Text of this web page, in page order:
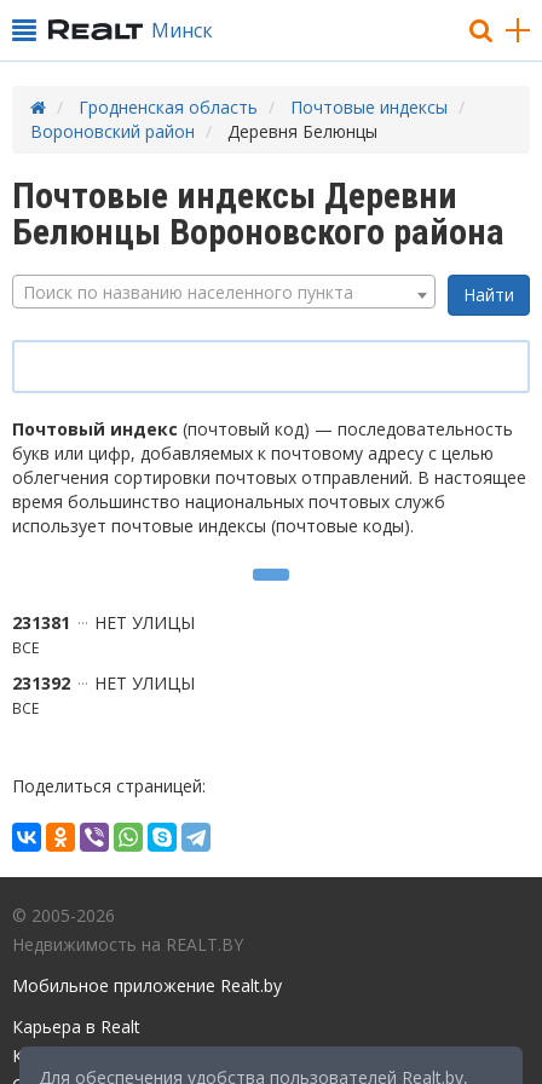
Для обеспечения удобства пользователей Realt.by,
Минск
Гродненская область
Почтовые индексы
Вороновский район
Деревня Белюнцы
Почтовые индексы Деревни
Белюнцы Вороновского района
Поиск по названию населенного пункта
Почтовый индекс (почтовый код) — последовательность
букв или цифр, добавляемых к почтовому адресу с целью
облегчения сортировки почтовых отправлений. В настоящее
время большинство национальных почтовых служб
использует почтовые индексы (почтовые коды).
231381 НЕТ УЛИЦЫ
ВСЕ
231392 НЕТ УЛИЦЫ
ВСЕ
Поделиться страницей:
© 2005-2026
Недвижимость на REALT.BY
Мобильное приложение Realt.by
Карьера в Realt
Контакты редакции